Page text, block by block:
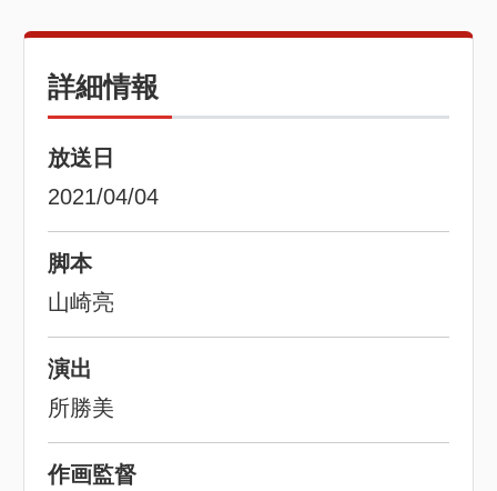
詳細情報
放送日
2021/04/04
脚本
山崎亮
演出
所勝美
作画監督